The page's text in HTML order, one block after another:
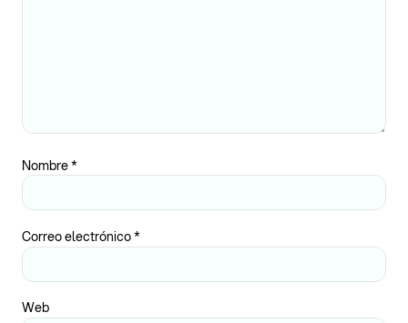
Nombre*
Correo electrónico*
Web